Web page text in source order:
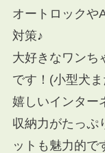
オートロックや
対策♪
大好きなワンち
です！(小型犬
嬉しいインター
収納力がたっぷ
ットも魅力的